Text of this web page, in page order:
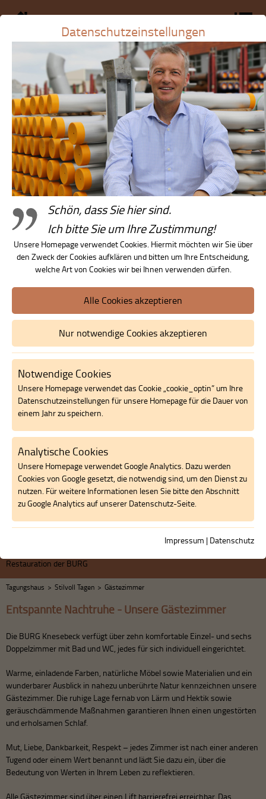
Stilvoll Tagen
Seminarräume
Gästezimmer
Kulinarische Angebote
Außenbereich
Umgebung
Gästestimmen
Preise
Buchungsanfrage
Bildergalerie
Geschichte der BURG
Restauration der BURG
Tagungshaus > Stilvoll Tagen > Gästezimmer
Entspannte Nachtruhe -Unsere Gästezimmer
Die BURG Knesebeck verfügt über zehn komfortable Einzel- und sechs
Doppelzimmer mit Bad und WC, jedes für sich individuell eingerichtet.
Warme, einladende Farben, natürliche Möbel sowie Materialien und ein
wunderbarer Ausblick in nahezu unberührte Natur kennzeichnen unsere
Gästezimmer. Die ruhige Lage fernab von Lärm und Hektik sowie
geräuschdämmende Maßnahmen garantieren Ihnen einen ungestörten
und erholsamen Schlaf.
Mut, Liebe, Dankbarkeit, Respekt – jedes Zimmer ist nach einer anderen
Tugend oder einem Wert benannt und lädt Sie dazu ein, über die
Bedeutung von Werten in Ihrem Leben zu reflektieren.
Alle Gästezimmer sind über einen Lift barrierefrei erreichbar. Das
Datenschutzeinstellungen
Schön, dass Sie hier sind.
Ich bitte Sie um Ihre Zustimmung!
Unsere Homepage verwendet Cookies. Hiermit möchten wir Sie über
den Zweck der Cookies aufklären und bitten um Ihre Entscheidung,
welche Art von Cookies wir bei Ihnen verwenden dürfen.
Alle Cookies akzeptieren
Nur notwendige Cookies akzeptieren
Notwendige Cookies
Unsere Homepage verwendet das Cookie „cookie_optin” um Ihre
Datenschutzeinstellungen für unsere Homepage für die Dauer von
einem Jahr zu speichern.
Analytische Cookies
Unsere Homepage verwendet Google Analytics. Dazu werden
Cookies von Google gesetzt, die notwendig sind, um den Dienst zu
nutzen. Für weitere Informationen lesen Sie bitte den Abschnitt
zu Google Analytics auf unserer Datenschutz-Seite.
Impressum | Datenschutz